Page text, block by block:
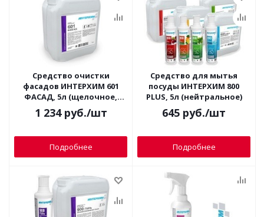
Средство очистки
фасадов ИНТЕРХИМ 601
ФАСАД, 5л (щелочное,
конц.)
1 234руб./шт
Подробнее
Средство для мытья
посуды ИНТЕРХИМ 800
PLUS, 5л (нейтральное)
645 руб./шт
Подробнее